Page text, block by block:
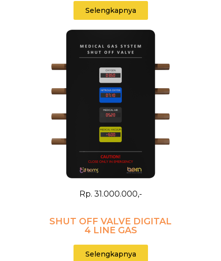
Selengkapnya
Rp. 31.000.000,-
SHUT OFF VALVE DIGITAL
4 LINE GAS
Selengkapnya